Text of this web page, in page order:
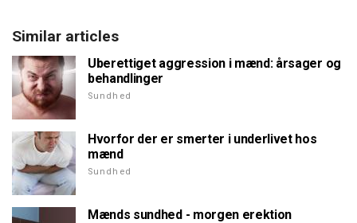
Similar articles
Uberettiget aggression i mænd: årsager og
behandlinger
Sundhed
Hvorfor der er smerter i underlivet hos
mænd
Sundhed
Mænds sundhed - morgen erektion